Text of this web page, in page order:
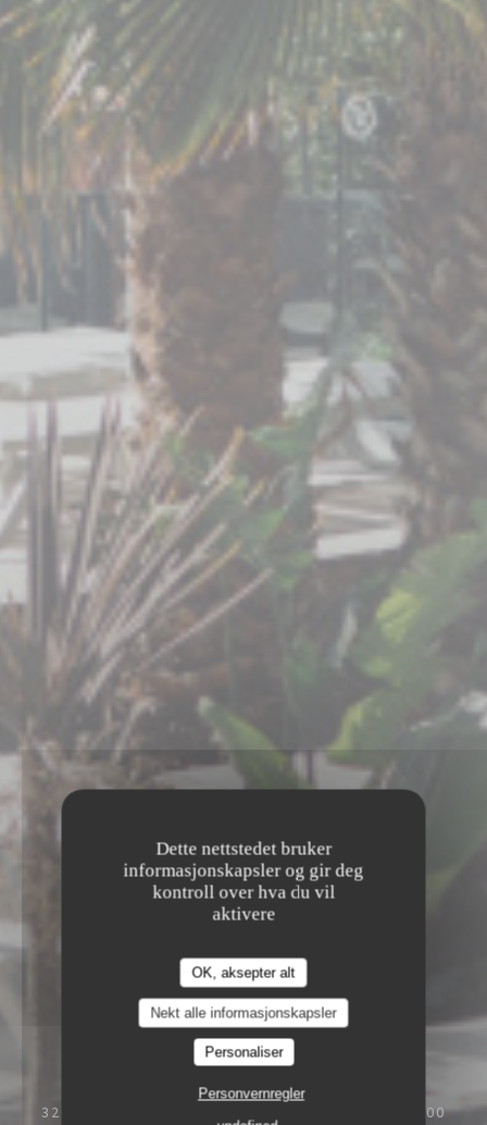
Dette nettstedet bruker
informasjonskapsler og gir deg
kontroll over hva du vil
aktivere
OK, aksepter alt
Nekt alle informasjonskapsler
Personaliser
Personvernregler
320 AVENUE WOLFGANG AMADEUS MOZART, 13100